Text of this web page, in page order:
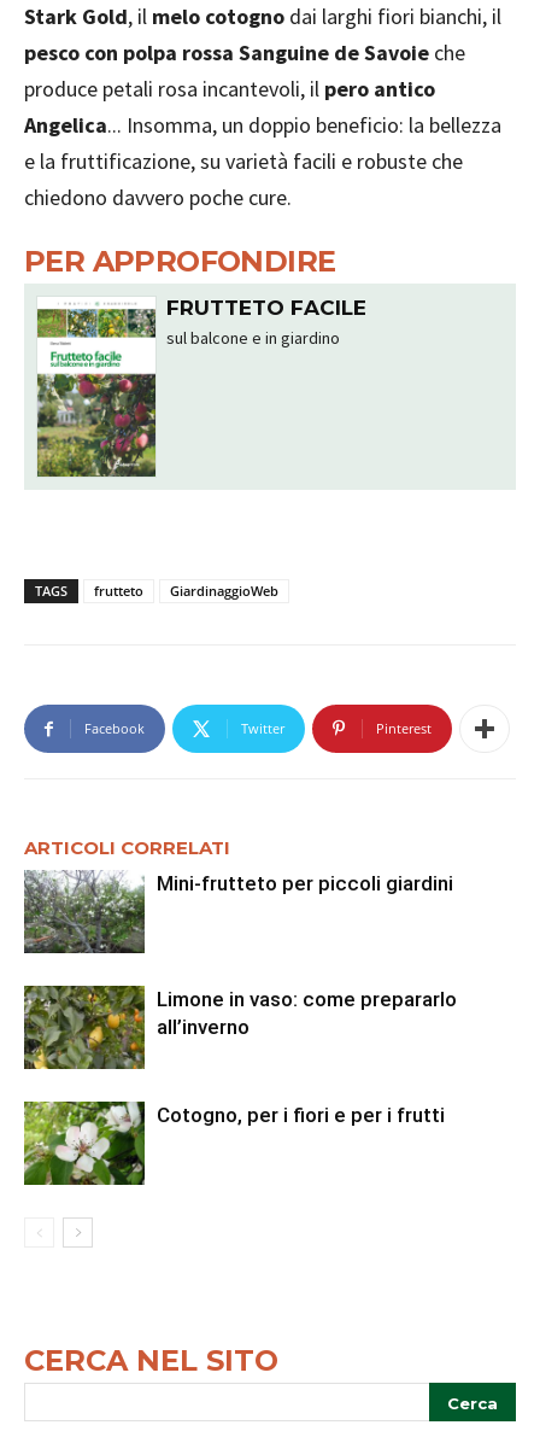
Stark Gold, il melo cotogno dai larghi fiori bianchi, il
pesco con polpa rossa Sanguine de Savoie che
produce petali rosa incantevoli, il pero antico
Angelica... Insomma, un doppio beneficio: la bellezza
e la fruttificazione, su varietà facili e robuste che
chiedono davvero poche cure.
PER APPROFONDIRE
FRUTTETO FACILE
sul balcone e in giardino
TAGS frutteto GiardinaggioWeb
Facebook Twitter Pinterest
ARTICOLI CORRELATI
Mini-frutteto per piccoli giardini
Limone in vaso: come prepararlo
all’inverno
Cotogno, per i fiori e per i frutti
CERCA NEL SITO